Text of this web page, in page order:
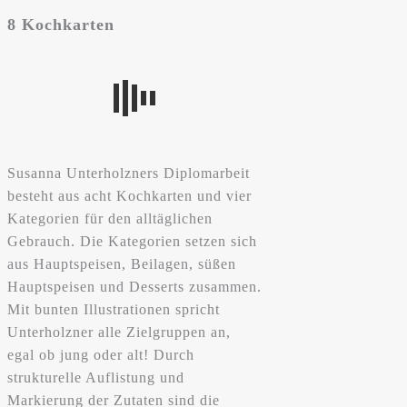
8 Kochkarten
Susanna Unterholzners Diplomarbeit
besteht aus acht Kochkarten und vier
Kategorien für den alltäglichen
Gebrauch. Die Kategorien setzen sich
aus Hauptspeisen, Beilagen, süßen
Hauptspeisen und Desserts zusammen.
Mit bunten Illustrationen spricht
Unterholzner alle Zielgruppen an,
egal ob jung oder alt! Durch
strukturelle Auflistung und
Markierung der Zutaten sind die